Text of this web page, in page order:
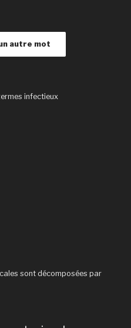
autre mot
infectieux
sont décomposées par